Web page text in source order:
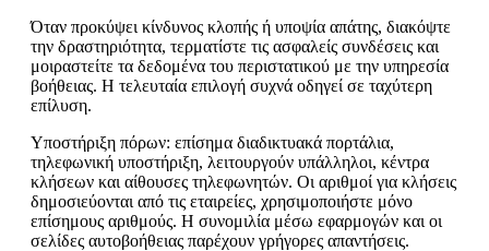
Όταν προκύψει κίνδυνος κλοπής ή υποψία απάτης, διακόψτε
την δραστηριότητα, τερματίστε τις ασφαλείς συνδέσεις και
μοιραστείτε τα δεδομένα του περιστατικού με την υπηρεσία
βοήθειας. Η τελευταία επιλογή συχνά οδηγεί σε ταχύτερη
επίλυση.
Υποστήριξη πόρων: επίσημα διαδικτυακά πορτάλια,
τηλεφωνική υποστήριξη, λειτουργούν υπάλληλοι, κέντρα
κλήσεων και αίθουσες τηλεφωνητών. Οι αριθμοί για κλήσεις
δημοσιεύονται από τις εταιρείες, χρησιμοποιήστε μόνο
επίσημους αριθμούς. Η συνομιλία μέσω εφαρμογών και οι
σελίδες αυτοβοήθειας παρέχουν γρήγορες απαντήσεις.